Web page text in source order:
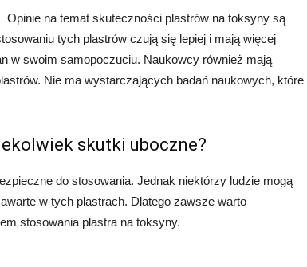
Opinie na temat skuteczności plastrów na toksyny są
tych plastrów czują się lepiej i mają więcej
w swoim samopoczuciu. Naukowcy również mają
Nie ma wystarczających badań naukowych, które
skutki uboczne?
do stosowania. Jednak niektórzy ludzie mogą
w tych plastrach. Dlatego zawsze warto
stosowania plastra na toksyny.